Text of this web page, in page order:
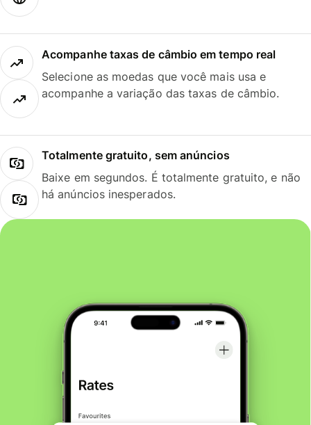
Acompanhe taxas de câmbio em tempo real
Selecione as moedas que você mais usa e
acompanhe a variação das taxas de câmbio.
Totalmente gratuito, sem anúncios
Baixe em segundos. É totalmente gratuito, e não
há anúncios inesperados.